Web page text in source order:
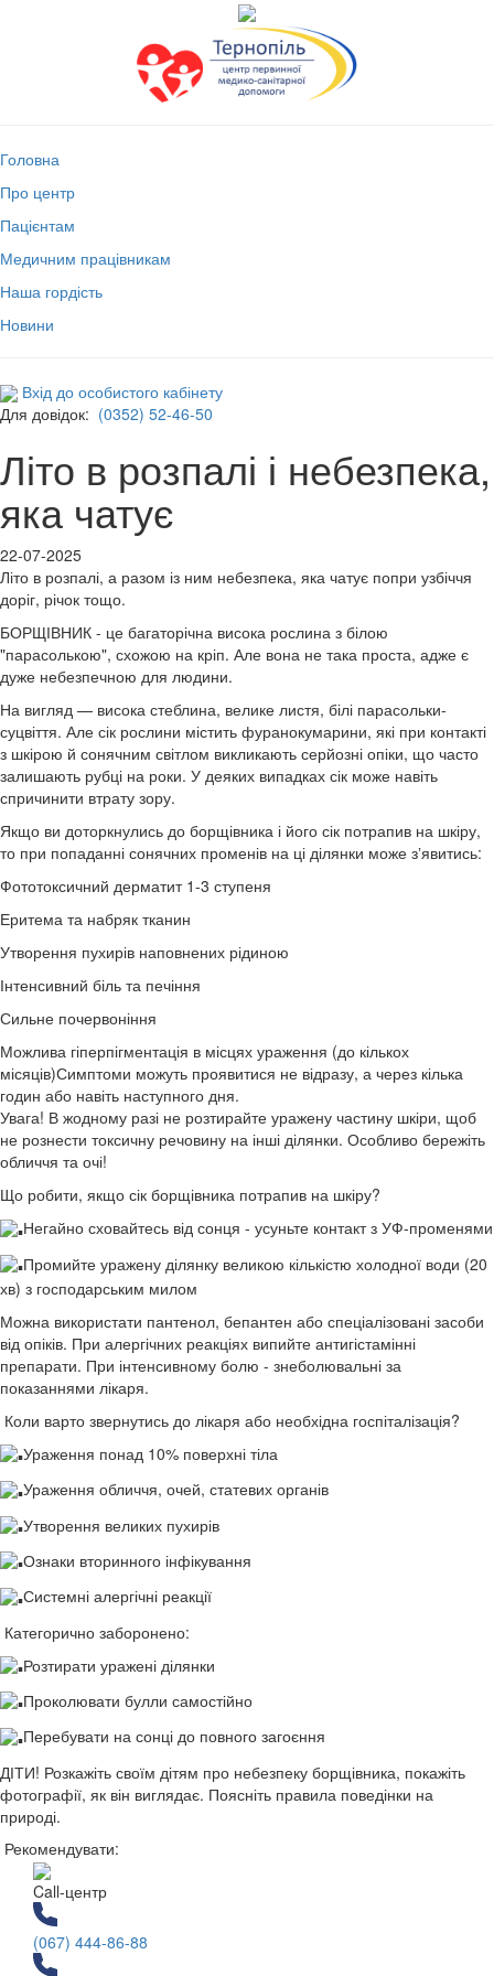
Головна
Про центр
Пацієнтам
Медичним працівникам
Наша гордість
Новини
Вхід до особистого кабінету
Для довідок: (0352) 52-46-50
Літо в розпалі і небезпека,
яка чатує
22-07-2025
Літо в розпалі, а разом із ним небезпека, яка чатує попри узбіччя
доріг, річок тощо.
БОРЩІВНИК - це багаторічна висока рослина з білою
"парасолькою", схожою на кріп. Але вона не така проста, адже є
дуже небезпечною для людини.
На вигляд — висока стеблина, велике листя, білі парасольки-
суцвіття. Але сік рослини містить фуранокумарини, які при контакті
з шкірою й сонячним світлом викликають серйозні опіки, що часто
залишають рубці на роки. У деяких випадках сік може навіть
спричинити втрату зору.
Якщо ви доторкнулись до борщівника і його сік потрапив на шкіру,
то при попаданні сонячних променів на ці ділянки може зʼявитись:
Фототоксичний дерматит 1-3 ступеня
Еритема та набряк тканин
Утворення пухирів наповнених рідиною
Інтенсивний біль та печіння
Сильне почервоніння
Можлива гіперпігментація в місцях ураження (до кількох
місяців)Симптоми можуть проявитися не відразу, а через кілька
годин або навіть наступного дня.
Увага! В жодному разі не розтирайте уражену частину шкіри, щоб
не рознести токсичну речовину на інші ділянки. Особливо бережіть
обличчя та очі!
Що робити, якщо сік борщівника потрапив на шкіру?
Негайно сховайтесь від сонця - усуньте контакт з УФ-променями
Промийте уражену ділянку великою кількістю холодної води (20
хв) з господарським милом
Можна використати пантенол, бепантен або спеціалізовані засоби
від опіків. При алергічних реакціях випийте антигістамінні
препарати. При інтенсивному болю - знеболювальні за
показаннями лікаря.
Коли варто звернутись до лікаря або необхідна госпіталізація?
Ураження понад 10% поверхні тіла
Ураження обличчя, очей, статевих органів
Утворення великих пухирів
Ознаки вторинного інфікування
Системні алергічні реакції
Категорично заборонено:
Розтирати уражені ділянки
Проколювати булли самостійно
Перебувати на сонці до повного загоєння
ДІТИ! Розкажіть своїм дітям про небезпеку борщівника, покажіть
фотографії, як він виглядає. Поясніть правила поведінки на
природі.
Рекомендувати:
Call-центр
(067) 444-86-88